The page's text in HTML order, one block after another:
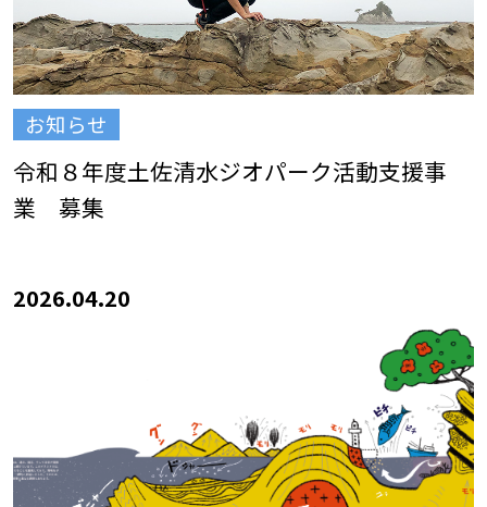
お知らせ
令和８年度土佐清水ジオパーク活動支援事
業 募集
2026.04.20